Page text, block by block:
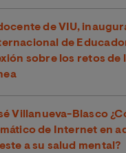
de VIU,
de
sobre los retos de
Villanueva-Blasco
de Internet en
a su salud mental?